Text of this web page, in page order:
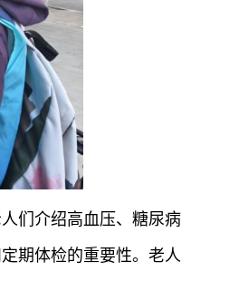
们介绍高血压、糖尿病
期体检的重要性。老人